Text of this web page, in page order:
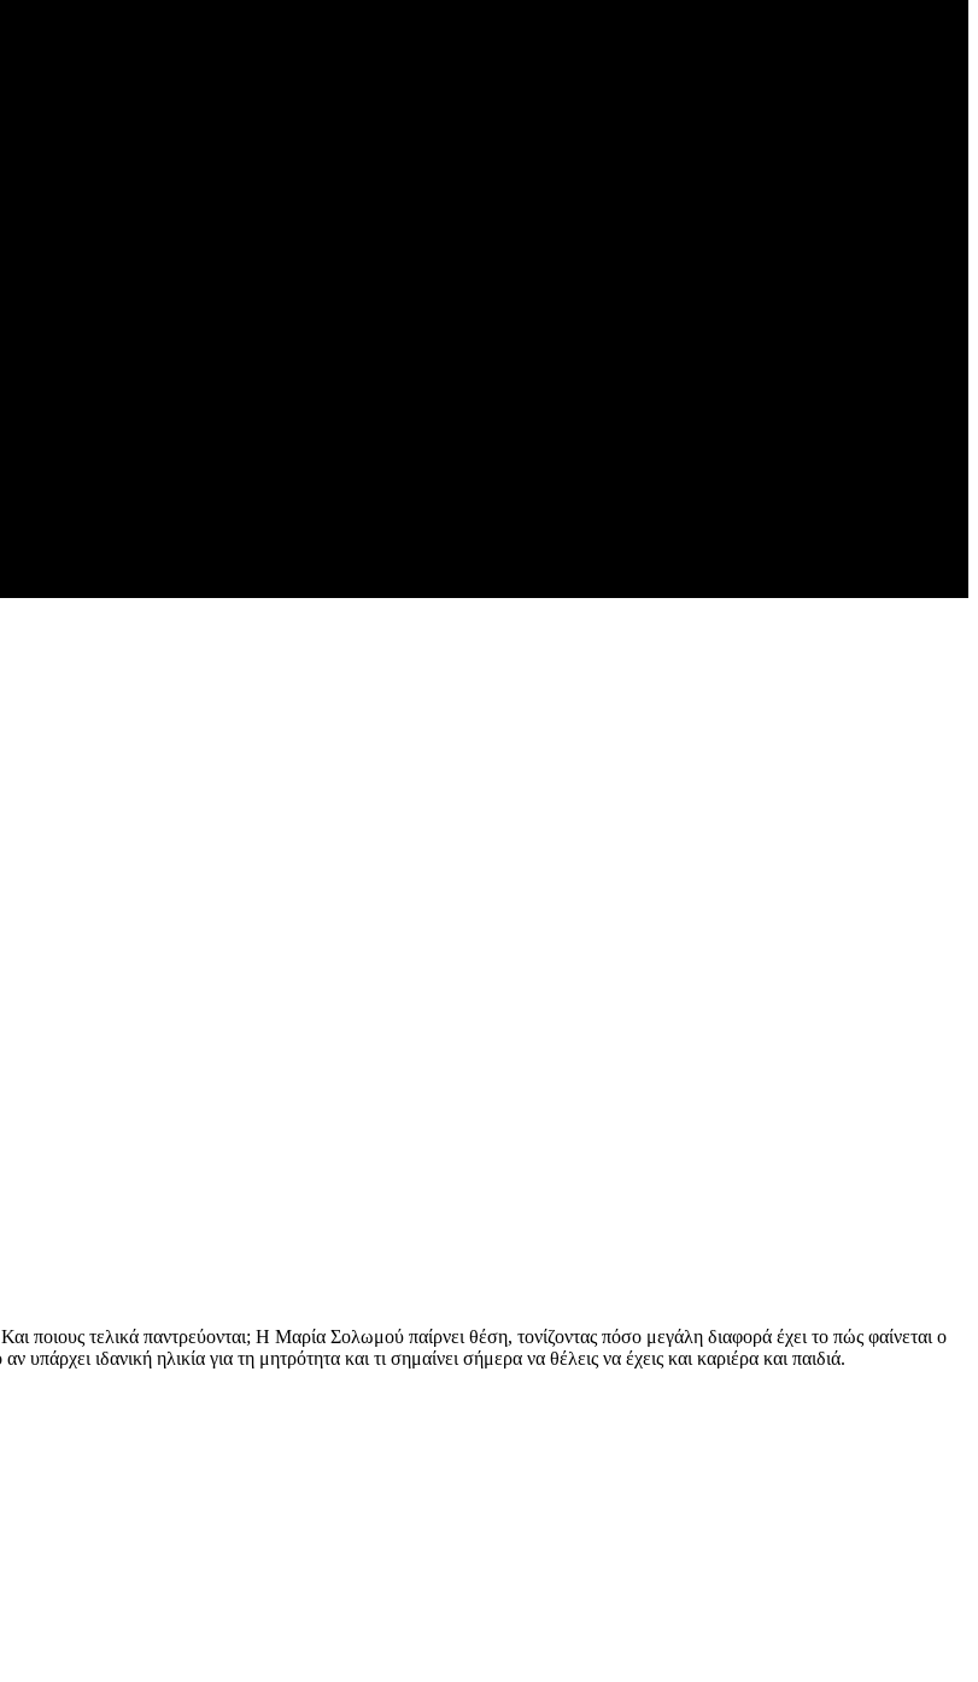
ποιους τελικά παντρεύονται; Η Μαρία Σολωμού παίρνει θέση, τονίζοντας πόσο μεγάλη διαφορά έχει το πώς φαίνεται ο
ιδανική ηλικία για τη μητρότητα και τι σημαίνει σήμερα να θέλεις να έχεις και καριέρα και παιδιά.